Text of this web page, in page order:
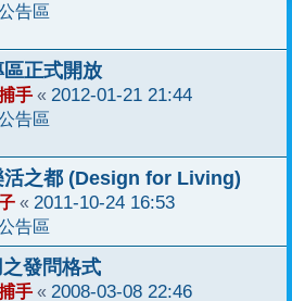
告區
正式開放
手 « 2012-01-21 21:44
告區
活之都 (Design for Living)
« 2011-10-24 16:53
告區
發問格式
手 « 2008-03-08 22:46